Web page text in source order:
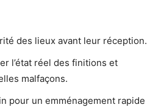
des lieux avant leur réception.
l’état réel des finitions et
malfaçons.
pour un emménagement rapide